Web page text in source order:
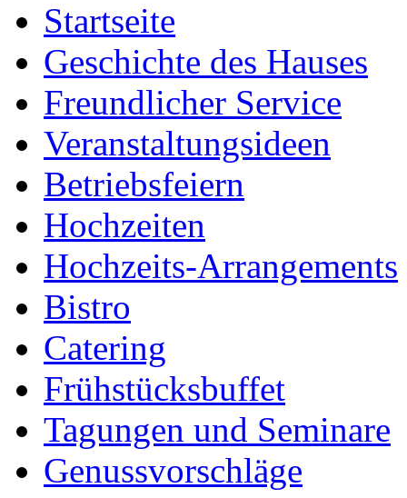
Startseite
Geschichte des Hauses
Freundlicher Service
Veranstaltungsideen
Betriebsfeiern
Hochzeiten
Hochzeits-Arrangements
Bistro
Catering
Frühstücksbuffet
Tagungen und Seminare
Genussvorschläge